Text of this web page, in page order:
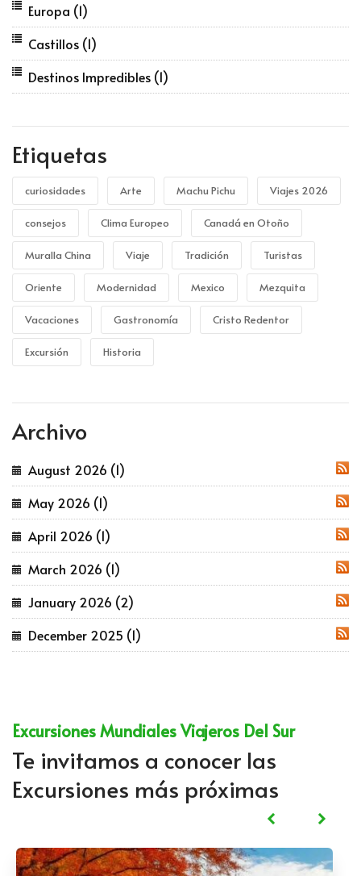
Europa (1)
Castillos (1)
Destinos Impredibles (1)
Etiquetas
curiosidades Arte Machu Pichu Viajes 2026
consejos Clima Europeo Canadá en Otoño
Muralla China Viaje Tradición Turistas
Oriente Modernidad Mexico Mezquita
Vacaciones Gastronomía Cristo Redentor
Excursión Historia
Archivo
August 2026 (1)
May 2026 (1)
April 2026 (1)
March 2026 (1)
January 2026 (2)
December 2025 (1)
Excursiones Mundiales Viajeros Del Sur
Te invitamos a conocer las
Excursiones más próximas